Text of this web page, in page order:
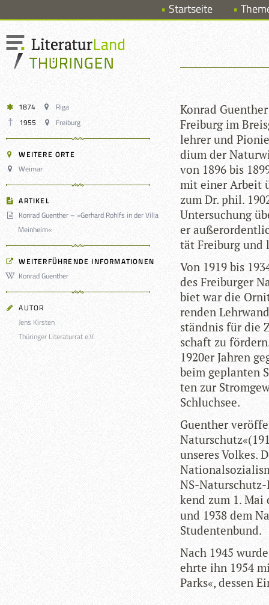
Startseite
1874
Riga
1955
Freiburg
WEITERE ORTE
Weimar
ARTIKEL
Konrad Guenther – »Gerhard Rohlfs in der Villa
Meinheim«
WEITERFÜHRENDE INFORMATIONEN
Konrad Guenther
AUTOR
Jens Kirsten
Thüringer Literaturrat e.V.
Kon­rad
Frei­burg im
leh­rer und
dium der
von 1896 bis
mit einer Arbeit
zum Dr. phil.
Unter­su­chung
er
tät Frei­burg und
Von 1919 bis
des Frei­bur­ger
biet war die
ren­den
ständ­nis für die
schaft zu
1920er Jah­ren
beim geplan­ten
ten zur
Schluchsee.
Guen­ther
unse­res Vol­kes.
NS-
kend zum 1.
und 1938 dem
Studentenbund.
Nach 1945
ehrte ihn 1954
Parks«, des­sen